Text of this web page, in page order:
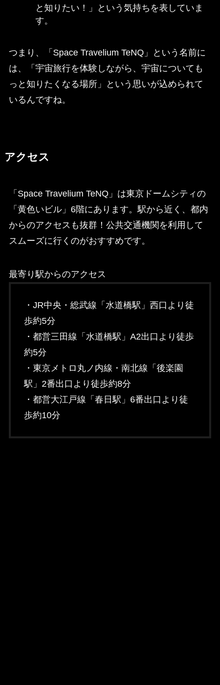
と知りたい！」という気持ちを表していま
す。
つまり、「Space Travelium TeNQ」という名前に
は、「宇宙旅行を体験しながら、宇宙についても
っと知りたくなる場所」という思いが込められて
いるんですね。
アクセス
「Space Travelium TeNQ」は東京ドームシティの
「黄色いビル」6階にあります。駅から近く、都内
からのアクセスも抜群！公共交通機関を利用して
スムーズに行くのがおすすめです。
最寄り駅からのアクセス
・JR中央・総武線「水道橋駅」西口より徒
歩約5分
・都営三田線「水道橋駅」A2出口より徒歩
約5分
・東京メトロ丸ノ内線・南北線「後楽園
駅」2番出口より徒歩約8分
・都営大江戸線「春日駅」6番出口より徒
歩約10分